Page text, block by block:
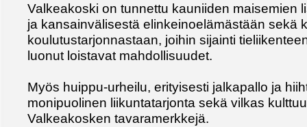
Valkeakoski on tunnettu kauniiden maisemien
ja kansainvälisestä elinkeinoelämästään sekä
koulutustarjonnastaan, joihin sijainti
luonut loistavat mahdollisuudet.
Myös huippu-urheilu, erityisesti jalkapallo ja
monipuolinen liikuntatarjonta sekä vilkas
Valkeakosken tavaramerkkejä.